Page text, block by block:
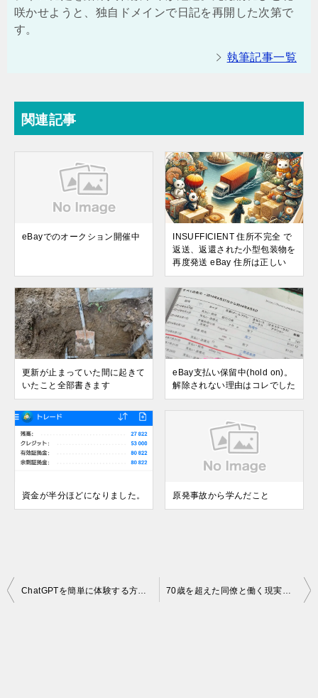
咲かせようと、独自ドメインで日記を再開した次第で
す。
執筆記事一覧
関連記事
eBayでのオークション開催中
INSUFFICIENT 住所不完全 で
返送、返還された小型包装物を
再度発送 eBay 住所は正しい
更新が止まっていた間に起きて
いたこと全部書きます
eBay支払い保留中(hold on)。
解除されない理由はコレでした
資金が半分ほどになりました。 原発事故から学んだこと
投
ChatGPTを簡単に体験する方法 オーダーメイドAIレビュー 70歳を超えた同僚と働く現実とバス運転手の夢が消えた日